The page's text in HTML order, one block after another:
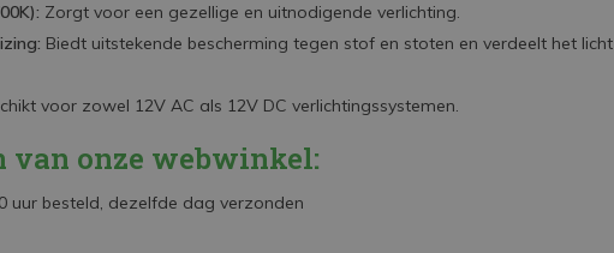
Zorgt voor een gezellige en uitnodigende verlichting.
Biedt uitstekende bescherming tegen stof en stoten en verdeelt het licht
voor zowel 12V AC als 12V DC verlichtingssystemen.
van onze webwinkel:
uur besteld, dezelfde dag verzonden